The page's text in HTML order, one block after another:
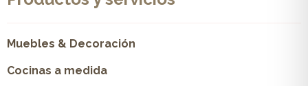
Muebles & Decoración
Cocinas a medida